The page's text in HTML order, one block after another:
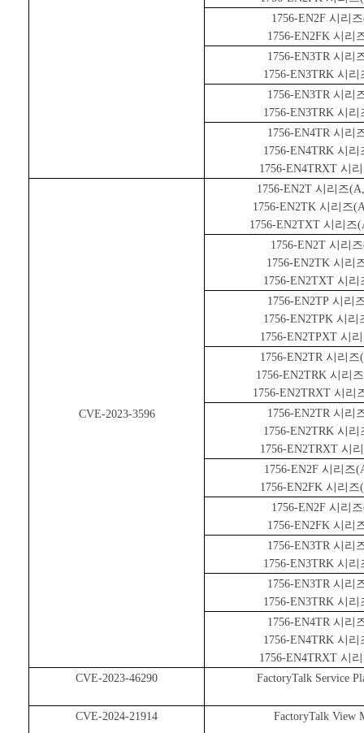
1756-EN2F 시리즈
1756-EN2FK 시리
1756-EN3TR 시리
1756-EN3TRK 시리
1756-EN3TR 시리
1756-EN3TRK 시리
1756-EN4TR 시리
1756-EN4TRK 시리
1756-EN4TRXT 시
CVE-2023-3596
1756-EN2T 시리즈
1756-EN2TK 시리즈
1756-EN2TXT 시리즈
1756-EN2T 시리즈
1756-EN2TK 시리
1756-EN2TXT 시리
1756-EN2TP 시리
1756-EN2TPK 시리
1756-EN2TPXT 시
1756-EN2TR 시리즈
1756-EN2TRK 시리즈
1756-EN2TRXT 시리
1756-EN2TR 시리
1756-EN2TRK 시리
1756-EN2TRXT 시
1756-EN2F 시리즈
1756-EN2FK 시리즈
1756-EN2F 시리즈
1756-EN2FK 시리
1756-EN3TR 시리
1756-EN3TRK 시리
1756-EN3TR 시리
1756-EN3TRK 시리
1756-EN4TR 시리
1756-EN4TRK 시리
1756-EN4TRXT 시
CVE-2023-46290
FactoryTalk Service
CVE-2024-21914 FactoryTalk View